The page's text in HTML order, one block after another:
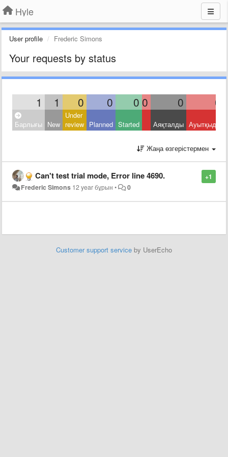
Hyle
User profile Frederic Simons
Your requests by status
1 1 0 0 0 0 0 0
Барлығы New
Under
review Planned Started Аяқталды Ауытқыды
Жаңа өзгерістермен
+1
Can't test trial mode, Error line 4690.
Frederic Simons 12 year бұрын • 0
Customer support service by UserEcho